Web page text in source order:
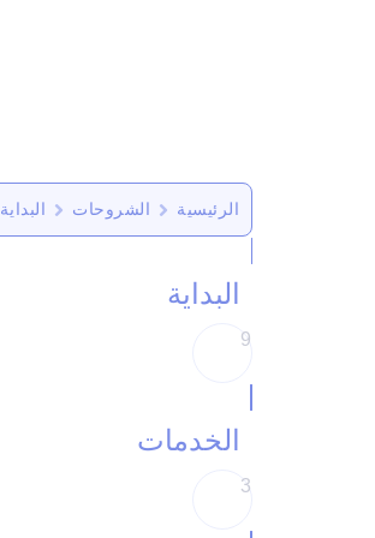
الرئيسية الشروحات البداية
البداية
9
الخدمات
3